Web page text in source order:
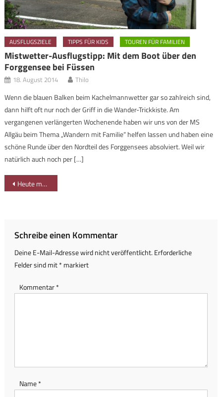
AUSFLUGSZIELE TIPPS FÜR KIDS TOUREN FÜR FAMILIEN
Mistwetter-Ausflugstipp: Mit dem Boot über den
Forggensee bei Füssen
18. August 2014 Thilo
Wenn die blauen Balken beim Kachelmannwetter gar so zahlreich sind,
dann hilft oft nur noch der Griff in die Wander-Trickkiste. Am
vergangenen verlängerten Wochenende haben wir uns von der MS
Allgäu beim Thema „Wandern mit Familie“ helfen lassen und haben eine
schöne Runde über den Nordteil des Forggensees absolviert. Weil wir
natürlich auch noch per […]
Beitragsnavigation
Heute mal Zug-Wandern mit Dampfbahn und Schienenbus
Schreibe einen Kommentar
Deine E-Mail-Adresse wird nicht veröffentlicht. Erforderliche
Felder sind mit*markiert
Kommentar*
Name*